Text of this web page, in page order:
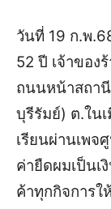
วันที่ 19 ก.พ
52 ปี เจ้าของ
ถนนหน้าสถา
บุรีรัมย์) ต.ใน
เรียนผ่านเพจ
ค่ายืดผมเป็นเ
ค้าทุกกิจการใ